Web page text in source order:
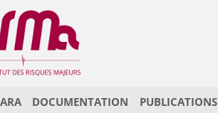
DOCUMENTATION PUBLICATIONS